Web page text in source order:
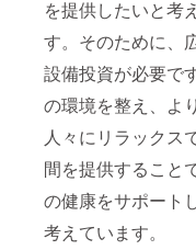
を提供したいと考
す。そのために、
設備投資が必要で
の環境を整え、よ
人々にリラックス
間を提供すること
の健康をサポート
考えています。